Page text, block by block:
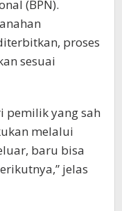
(BPN).
proses
sesuai
pemilik yang sah
melalui
baru bisa
jelas